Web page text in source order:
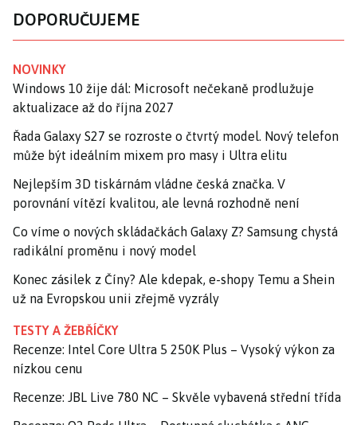
DOPORUČUJEME
NOVINKY
Windows 10 žije dál: Microsoft nečekaně prodlužuje
aktualizace až do října 2027
Řada Galaxy S27 se rozroste o čtvrtý model. Nový telefon
může být ideálním mixem pro masy i Ultra elitu
Nejlepším 3D tiskárnám vládne česká značka. V
porovnání vítězí kvalitou, ale levná rozhodně není
Co víme o nových skládačkách Galaxy Z? Samsung chystá
radikální proměnu i nový model
Konec zásilek z Číny? Ale kdepak, e-shopy Temu a Shein
už na Evropskou unii zřejmě vyzrály
TESTY A ŽEBŘÍČKY
Recenze: Intel Core Ultra 5 250K Plus – Vysoký výkon za
nízkou cenu
Recenze: JBL Live 780 NC – Skvěle vybavená střední třída